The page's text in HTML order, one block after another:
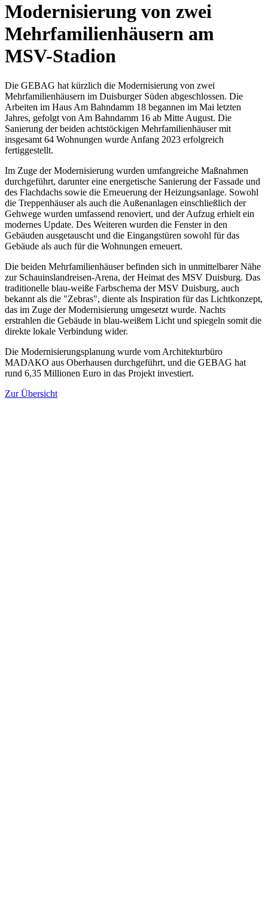
Modernisierung von zwei
Mehrfamilienhäusern am
MSV-Stadion
Die GEBAG hat kürzlich die Modernisierung von zwei
Mehrfamilienhäusern im Duisburger Süden abgeschlossen. Die
Arbeiten im Haus Am Bahndamm 18 begannen im Mai letzten
Jahres, gefolgt von Am Bahndamm 16 ab Mitte August. Die
Sanierung der beiden achtstöckigen Mehrfamilienhäuser mit
insgesamt 64 Wohnungen wurde Anfang 2023 erfolgreich
fertiggestellt.
Im Zuge der Modernisierung wurden umfangreiche Maßnahmen
durchgeführt, darunter eine energetische Sanierung der Fassade und
des Flachdachs sowie die Erneuerung der Heizungsanlage. Sowohl
die Treppenhäuser als auch die Außenanlagen einschließlich der
Gehwege wurden umfassend renoviert, und der Aufzug erhielt ein
modernes Update. Des Weiteren wurden die Fenster in den
Gebäuden ausgetauscht und die Eingangstüren sowohl für das
Gebäude als auch für die Wohnungen erneuert.
Die beiden Mehrfamilienhäuser befinden sich in unmittelbarer Nähe
zur Schauinslandreisen-Arena, der Heimat des MSV Duisburg. Das
traditionelle blau-weiße Farbschema der MSV Duisburg, auch
bekannt als die "Zebras", diente als Inspiration für das Lichtkonzept,
das im Zuge der Modernisierung umgesetzt wurde. Nachts
erstrahlen die Gebäude in blau-weißem Licht und spiegeln somit die
direkte lokale Verbindung wider.
Die Modernisierungsplanung wurde vom Architekturbüro
MADAKO aus Oberhausen durchgeführt, und die GEBAG hat
rund 6,35 Millionen Euro in das Projekt investiert.
Zur Übersicht